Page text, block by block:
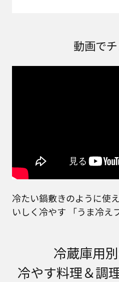
動画で
冷たい鍋敷きのように使
いしく冷やす 「うま冷え
冷蔵庫用
冷やす料理＆調